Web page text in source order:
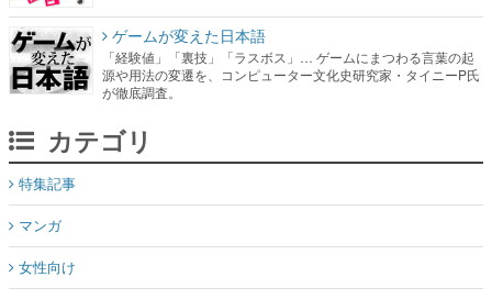
ゲームが変えた日本語
「経験値」「裏技」「ラスボス」… ゲームにまつわる言葉の起
源や用法の変遷を、コンピューター文化史研究家・タイニーP氏
が徹底調査。
カテゴリ
特集記事
マンガ
女性向け